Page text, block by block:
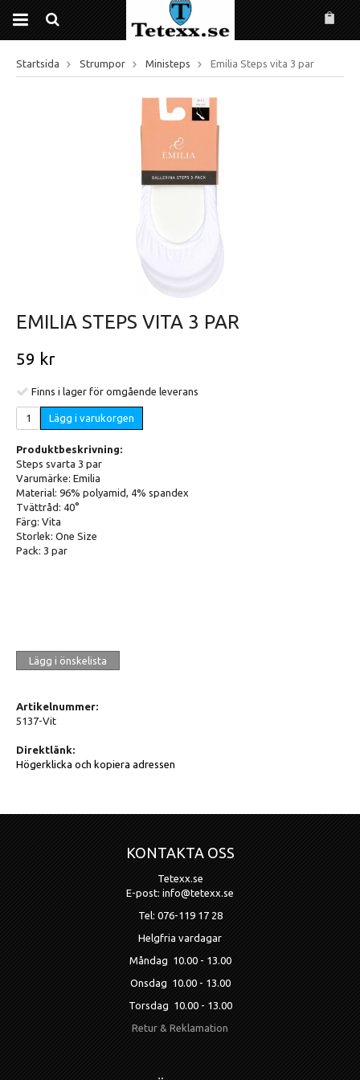
Startsida Strumpor Ministeps Emilia Steps vita 3 par
EMILIA STEPS VITA 3 PAR
59 kr
Finns i lager för omgående leverans
Lägg i varukorgen
Produktbeskrivning:
Steps svarta 3 par
Varumärke: Emilia
Material: 96% polyamid, 4% spandex
Tvättråd: 40°
Färg: Vita
Storlek: One Size
Pack: 3 par
Lägg i önskelista
Artikelnummer:
5137-Vit
Direktlänk:
Högerklicka och kopiera adressen
KONTAKTA OSS
Tetexx.se
E-post: info@tetexx.se
Tel: 076-119 17 28
Helgfria vardagar
Måndag 10.00 - 13.00
Onsdag 10.00 - 13.00
Torsdag 10.00 - 13.00
Retur & Reklamation